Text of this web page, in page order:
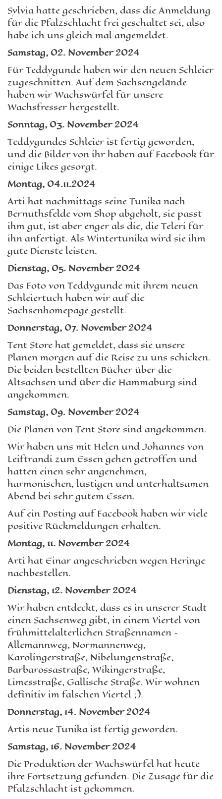
Sylvia hatte geschrieben, dass die Anmeldung
für die Pfalzschlacht frei geschaltet sei, also
habe ich uns gleich mal angemeldet.
Samstag, 02. November 2024
Für Teddygunde haben wir den neuen Schleier
zugeschnitten. Auf dem Sachsengelände
haben wir Wachswürfel für unsere
Wachsfresser hergestellt.
Sonntag, 03. November 2024
Teddygundes Schleier ist fertig geworden,
und die Bilder von ihr haben auf Facebook für
einige Likes gesorgt.
Montag, 04.11.2024
Arti hat nachmittags seine Tunika nach
Bernuthsfelde vom Shop abgeholt, sie passt
ihm gut, ist aber enger als die, die Teleri für
ihn anfertigt. Als Wintertunika wird sie ihm
gute Dienste leisten.
Dienstag, 05. November 2024
Das Foto von Teddygunde mit ihrem neuen
Schleiertuch haben wir auf die
Sachsenhomepage gestellt.
Donnerstag, 07. November 2024
Tent Store hat gemeldet, dass sie unsere
Planen morgen auf die Reise zu uns schicken.
Die beiden bestellten Bücher über die
Altsachsen und über die Hammaburg sind
angekommen.
Samstag, 09. November 2024
Die Planen von Tent Store sind angekommen.
Wir haben uns mit Helen und Johannes von
Leiftrandi zum Essen gehen getroffen und
hatten einen sehr angenehmen,
harmonischen, lustigen und unterhaltsamen
Abend bei sehr gutem Essen.
Auf ein Posting auf Facebook haben wir viele
positive Rückmeldungen erhalten.
Montag, 11. November 2024
Arti hat Einar angeschrieben wegen Heringe
nachbestellen.
Dienstag, 12. November 2024
Wir haben entdeckt, dass es in unserer Stadt
einen Sachsenweg gibt, in einem Viertel von
frühmittelalterlichen Straßennamen –
Allemannweg, Normannenweg,
Karolingerstraße, Nibelungenstraße,
Barbarossastraße, Wikingerstraße,
Limesstraße, Gallische Straße. Wir wohnen
definitiv im falschen Viertel ;).
Donnerstag, 14. November 2024
Artis neue Tunika ist fertig geworden.
Samstag, 16. November 2024
Die Produktion der Wachswürfel hat heute
ihre Fortsetzung gefunden. Die Zusage für die
Pfalzschlacht ist gekommen.